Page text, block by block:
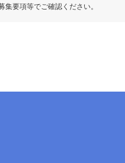
要項等でご確認ください。